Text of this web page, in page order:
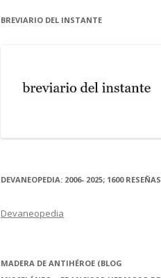
BREVIARIO DEL INSTANTE
DEVANEOPEDIA: 2006- 2025; 1600 RESEÑAS
Devaneopedia
MADERA DE ANTIHÉROE (BLOG